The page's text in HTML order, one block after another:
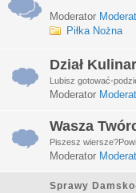
Moderator
Piłka Nożna
Dział
Lubisz gotować-
Moderator
Wasza
Piszesz
Moderator
Sprawy